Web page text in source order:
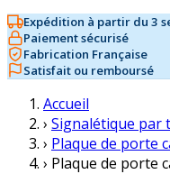
Expédition à partir du 3
Paiement sécurisé
Fabrication Française
Satisfait ou remboursé
Accueil
› Signalétique par
› Plaque de porte
› Plaque de porte